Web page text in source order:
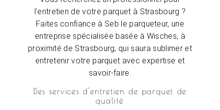
l'entretien de votre parquet à Strasbourg ?
Faites confiance à Seb le parqueteur, une
entreprise spécialisée basée à Wisches, à
proximité de Strasbourg, qui saura sublimer et
entretenir votre parquet avec expertise et
savoir-faire.
Des services d'entretien de parquet de
qualité